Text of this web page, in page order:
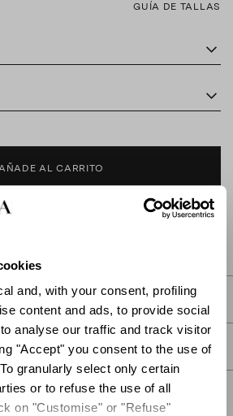
and, with your consent, profiling
content and ads, to provide social
analyse our traffic and track visitor
"Accept" you consent to the use of
granularly select only certain
or to refuse the use of all
on "Customise" or "Refuse"
GUÍA DE TALLAS
AÑADE AL CARRITO